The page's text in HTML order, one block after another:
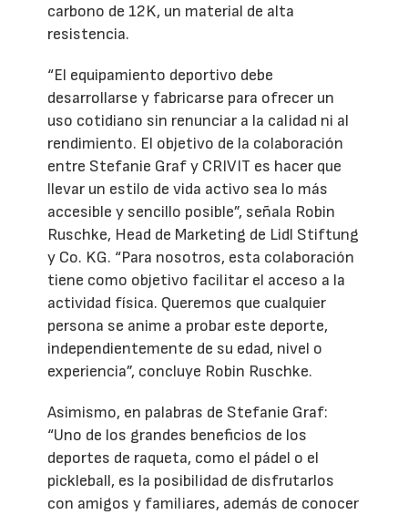
carbono de 12K, un material de alta
resistencia.
“El equipamiento deportivo debe
desarrollarse y fabricarse para ofrecer un
uso cotidiano sin renunciar a la calidad ni al
rendimiento. El objetivo de la colaboración
entre Stefanie Graf y CRIVIT es hacer que
llevar un estilo de vida activo sea lo más
accesible y sencillo posible”, señala Robin
Ruschke, Head de Marketing de Lidl Stiftung
y Co. KG. “Para nosotros, esta colaboración
tiene como objetivo facilitar el acceso a la
actividad física. Queremos que cualquier
persona se anime a probar este deporte,
independientemente de su edad, nivel o
experiencia”, concluye Robin Ruschke.
Asimismo, en palabras de Stefanie Graf:
“Uno de los grandes beneficios de los
deportes de raqueta, como el pádel o el
pickleball, es la posibilidad de disfrutarlos
con amigos y familiares, además de conocer